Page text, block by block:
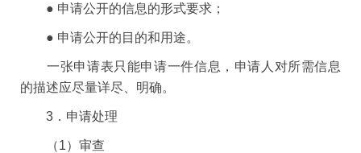
● 申请公开的信息的形式要求；
● 申请公开的目的和用途。
一张申请表只能申请一件信息，申请人对所需信息
的描述应尽量详尽、明确。
3．申请处理
（1）审查